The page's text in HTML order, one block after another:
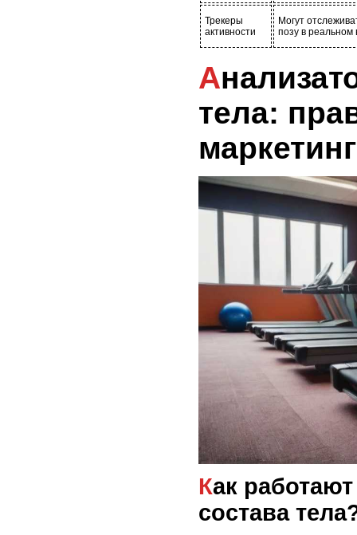
Трекеры
активности
Могут
позу в реальном
Анализаторы состава
тела:
Как работают анализаторы
состава